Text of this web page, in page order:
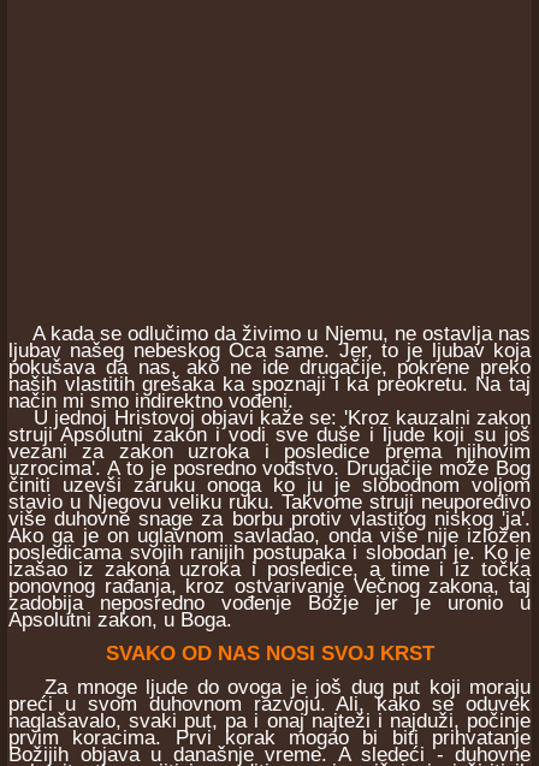
A kada se odlučimo da živimo u Njemu, ne ostavlja nas
ljubav našeg nebeskog Oca same. Jer, to je ljubav koja
pokušava da nas, ako ne ide drugačije, pokrene preko
naših vlastitih grešaka ka spoznaji i ka preokretu. Na taj
način mi smo indirektno vođeni.
U jednoj Hristovoj objavi kaže se: 'Kroz kauzalni zakon
struji Apsolutni zakon i vodi sve duše i ljude koji su još
vezani za zakon uzroka i posledice prema njihovim
uzrocima'. A to je posredno vođstvo. Drugačije može Bog
činiti uzevši zaruku onoga ko ju je slobodnom voljom
stavio u Njegovu veliku ruku. Takvome struji neuporedivo
više duhovne snage za borbu protiv vlastitog niskog 'ja'.
Ako ga je on uglavnom savladao, onda više nije izložen
posledicama svojih ranijih postupaka i slobodan je. Ko je
izašao iz zakona uzroka i posledice, a time i iz točka
ponovnog rađanja, kroz ostvarivanje Večnog zakona, taj
zadobija neposredno vođenje Božje jer je uronio u
Apsolutni zakon, u Boga.
SVAKO OD NAS NOSI SVOJ KRST
Za mnoge ljude do ovoga je još dug put koji moraju
preći u svom duhovnom razvoju. Ali, kako se oduvek
naglašavalo, svaki put, pa i onaj najteži i najduži, počinje
prvim koracima. Prvi korak mogao bi biti prihvatanje
Božijih objava u današnje vreme. A sledeći - duhovne